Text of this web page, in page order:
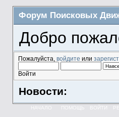
Форум Поисковых
Добро
Пожалуйста, войдите или
Войти
Новости:
НАЧАЛО ПОМОЩЬ ВОЙТИ